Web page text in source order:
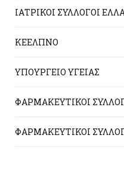
ΙΑΤΡΙΚΟΙ ΣΥΛΛΟΓΟΙ
ΚΕΕΛΠΝΟ
ΥΠΟΥΡΓΕΙΟ ΥΓΕΙΑΣ
ΦΑΡΜΑΚΕΥΤΙΚΟΙ
ΦΑΡΜΑΚΕΥΤΙΚΟΙ